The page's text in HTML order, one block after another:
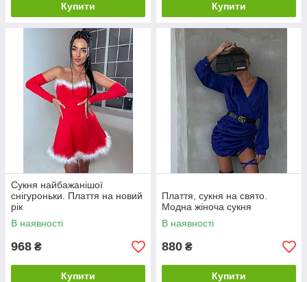
Купити Купити
Сукня найбажанішої
снігуроньки. Плаття на новий
рік
В наявності
968 ₴
Купити
Плаття, сукня на свято.
Модна жіноча сукня
В наявності
880 ₴
Купити